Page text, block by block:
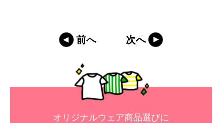
前へ 次へ
オリジナルウェア商品選びに